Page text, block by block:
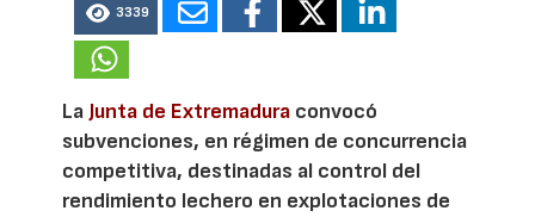
3339
La Junta de Extremadura convocó
subvenciones, en régimen de concurrencia
competitiva, destinadas al control del
rendimiento lechero en explotaciones de